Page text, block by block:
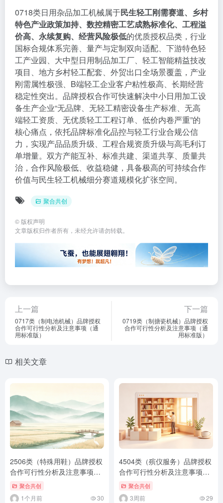
0718类日用杂品加工机械属于民生轻工刚需赛道、乡村
特色产业政策加持、数控精密工艺成熟标准化、工程溢
价高、永续复购、经营风险极低的优质授权品类，行业
国标合规体系完善、量产与定制双向适配、下游特色轻
工产业园、大中型日用制品加工厂、轻工智能精益技改
项目、地方乡村轻工配套、外贸出口全场景覆盖，产业
刚需属性极强、B端轻工企业客户粘性极高、长期经营
稳定性突出。品牌授权合作可快速解决中小日用加工设
备生产企业“无品牌、无轻工精密设备生产标准、无高
端轻工资质、无优质轻工工程订单、低价内卷严重”的
核心痛点，依托品牌标准化品控与轻工行业合规公信
力，实现产品品质升级、工程合规资质升级与高毛利订
单增量。双方产能互补、标准共建、渠道共享、质量共
治，合作风险极低、收益稳健，具备极高的可持续合作
价值与民生轻工机械细分赛道规模化扩张空间。
聚合共创
© 版权声明
文章版权归作者所有，未经允许请勿转载。
上一篇
0717类（制电池机械）品牌授权
合作可行性分析及注意事项（通
用标准版）
下一篇
0719类（制搪瓷机械）品牌授权
合作可行性分析及注意事项（通
用标准版）
相关文章
2506类（特殊用鞋）品牌授权
合作可行性分析及注意事项
（通用标准版）
聚合共创
1个月前 30
4504类（殡仪服务）品牌授权
合作可行性分析及注意事项
（通用标准版）
聚合共创
3周前 29